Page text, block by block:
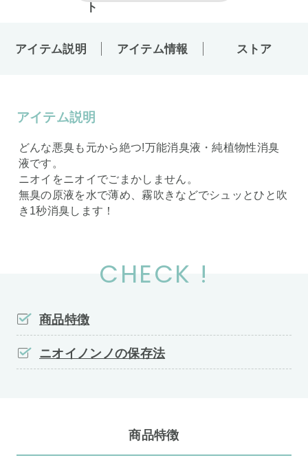
アイテム説明 アイテム情報 ストア
アイテム説明
どんな悪臭も元から絶つ!万能消臭液・純植物性消臭
液です。
ニオイをニオイでごまかしません。
無臭の原液を水で薄め、霧吹きなどでシュッとひと吹
き1秒消臭します！
CHECK !
商品特徴
ニオイノンノの保存法
商品特徴